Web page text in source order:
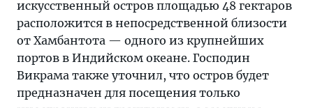
искусственный остров площадью 48 гектаров
расположится в непосредственной близости
от Хамбантота — одного из крупнейших
портов в Индийском океане. Господин
Викрама также уточнил, что остров будет
предназначен для посещения только